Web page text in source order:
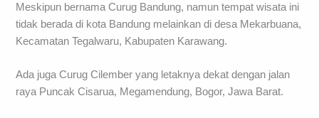
Meskipun bernama Curug Bandung, namun tempat wisata ini
tidak berada di kota Bandung melainkan di desa Mekarbuana,
Kecamatan Tegalwaru, Kabupaten Karawang.
Ada juga Curug Cilember yang letaknya dekat dengan jalan
raya Puncak Cisarua, Megamendung, Bogor, Jawa Barat.